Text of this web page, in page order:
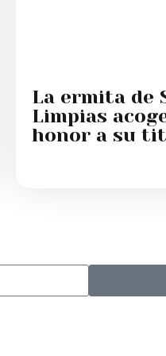
La ermita de
Limpias
honor a su